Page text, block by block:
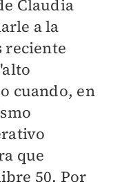
Claudia
a la
reciente
cuando, en
que
50. Por